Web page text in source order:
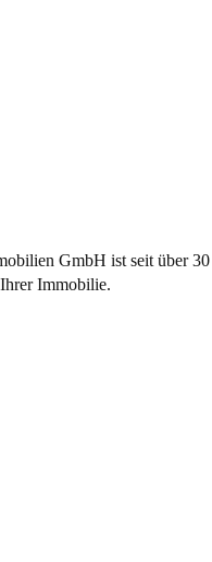
GmbH ist seit über 30
Immobilie.